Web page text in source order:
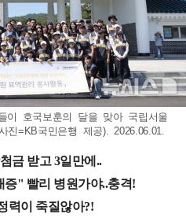
이 호국보훈의 달을 맞아 국립서울
진=KB국민은행 제공). 2026.06.01.